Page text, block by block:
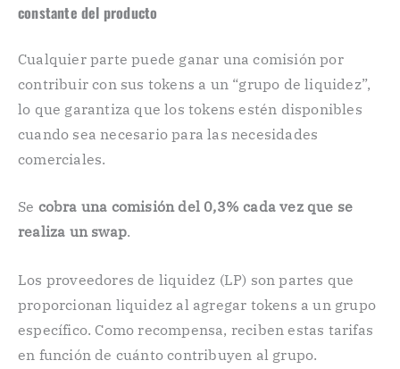
constante del producto
Cualquier parte puede ganar una comisión por
contribuir con sus tokens a un “grupo de liquidez”,
lo que garantiza que los tokens estén disponibles
cuando sea necesario para las necesidades
comerciales.
Se cobra una comisión del 0,3% cada vez que se
realiza un swap.
Los proveedores de liquidez (LP) son partes que
proporcionan liquidez al agregar tokens a un grupo
específico. Como recompensa, reciben estas tarifas
en función de cuánto contribuyen al grupo.